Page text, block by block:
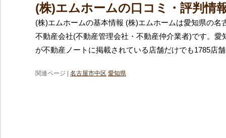
(株)エムホームの口コミ・評判情
(株)エムホームの基本情報 (株)エムホームは愛知県の名
不動産会社(不動産管理会社・不動産仲介業者)です。愛
が不動産ノートに掲載されている店舗だけでも1785店
関連ページ | 名古屋市中区 愛知県